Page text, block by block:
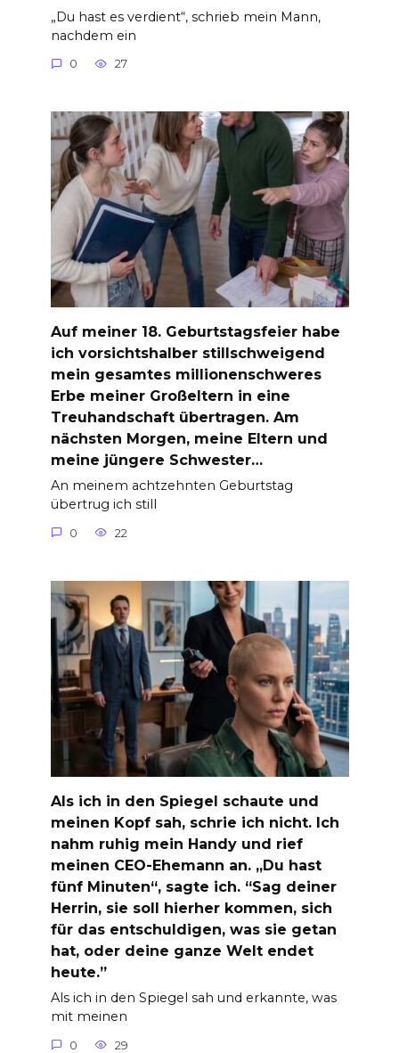
„Du hast es verdient“, schrieb mein Mann,
nachdem ein
0 27
Auf meiner 18. Geburtstagsfeier habe
ich vorsichtshalber stillschweigend
mein gesamtes millionenschweres
Erbe meiner Großeltern in eine
Treuhandschaft übertragen. Am
nächsten Morgen, meine Eltern und
meine jüngere Schwester…
An meinem achtzehnten Geburtstag
übertrug ich still
0 22
Als ich in den Spiegel schaute und
meinen Kopf sah, schrie ich nicht. Ich
nahm ruhig mein Handy und rief
meinen CEO-Ehemann an. „Du hast
fünf Minuten“, sagte ich. “Sag deiner
Herrin, sie soll hierher kommen, sich
für das entschuldigen, was sie getan
hat, oder deine ganze Welt endet
heute.”
Als ich in den Spiegel sah und erkannte, was
mit meinen
0 29